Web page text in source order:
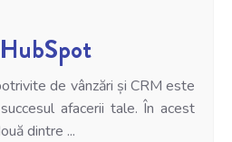
de vânzări și CRM este
afacerii tale. În acest
dintre ...